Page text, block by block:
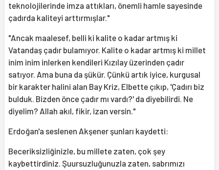
teknolojilerinde imza attıkları, önemli hamle sayesinde
çadırda kaliteyi arttırmışlar."
"Ancak maalesef, belli ki kalite o kadar artmış ki
Vatandaş çadır bulamıyor. Kalite o kadar artmış ki millet
inim inim inlerken kendileri Kızılay üzerinden çadır
satıyor. Ama buna da şükür. Çünkü artık iyice, kurgusal
bir karakter halini alan Bay Kriz, Elbette çıkıp, 'Çadırı biz
bulduk. Bizden önce çadır mı vardı?' da diyebilirdi. Ne
diyelim? Allah akıl, fikir, izan versin."
Erdoğan'a seslenen Akşener şunları kaydetti:
Beceriksizliğinizle, bu millete zaten, çok şey
kaybettirdiniz. Şuursuzluğunuzla zaten, sabrımızı